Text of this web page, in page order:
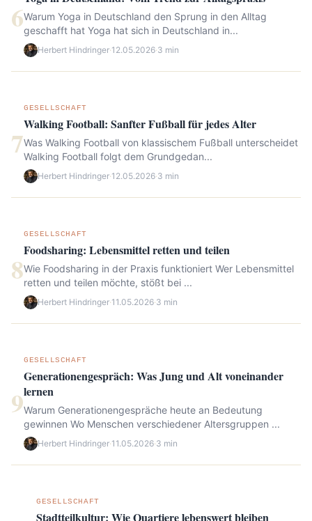
6Warum Yoga in Deutschland den Sprung in den Alltag
geschafft hat Yoga hat sich in Deutschland in...
Herbert Hindringer·12.05.2026·3 min
7
GESELLSCHAFT
Walking Football: Sanfter Fußball für jedes Alter
Was Walking Football von klassischem Fußball unterscheidet
Walking Football folgt dem Grundgedan...
Herbert Hindringer·12.05.2026·3 min
8
GESELLSCHAFT
Foodsharing: Lebensmittel retten und teilen
Wie Foodsharing in der Praxis funktioniert Wer Lebensmittel
retten und teilen möchte, stößt bei ...
Herbert Hindringer·11.05.2026·3 min
9
GESELLSCHAFT
Generationengespräch: Was Jung und Alt voneinander
lernen
Warum Generationengespräche heute an Bedeutung
gewinnen Wo Menschen verschiedener Altersgruppen ...
Herbert Hindringer·11.05.2026·3 min
GESELLSCHAFT
Stadtteilkultur: Wie Quartiere lebenswert bleiben